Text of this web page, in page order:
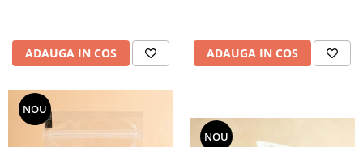
ADAUGA IN COS ADAUGA IN COS
NOU
NOU